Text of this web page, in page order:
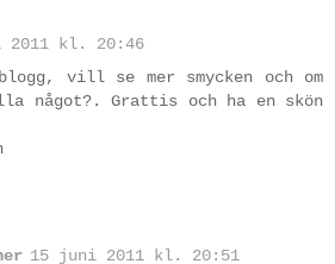
2011 kl. 20:46
vill se mer smycken och om
något?. Grattis och ha en skön
15 juni 2011 kl. 20:51